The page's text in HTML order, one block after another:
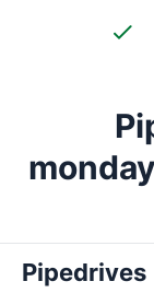
Pipedrives